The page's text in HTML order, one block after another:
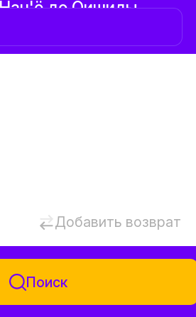
до Оишиды
Добавить возврат
Поиск